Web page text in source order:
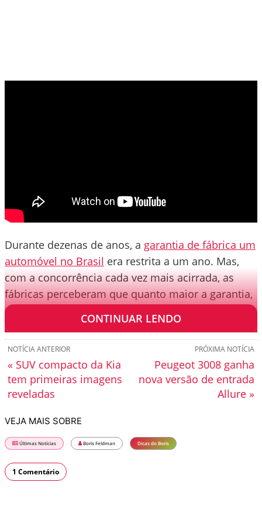
Durante dezenas de anos, a garantia de fábrica um
automóvel no Brasil era restrita a um ano. Mas,
com a concorrência cada vez mais acirrada, as
fábricas perceberam que quanto maior a garantia,
maior a confiança do cliente no produto.
CONTINUAR LENDO
PRÓXIMA NOTÍCIA
Peugeot 3008 ganha
nova versão de entrada
Allure »
NOTÍCIA ANTERIOR
« SUV compacto da Kia
tem primeiras imagens
reveladas
VEJA MAIS SOBRE
Últimas Notícias Boris Feldman Dicas do Boris
1 Comentário